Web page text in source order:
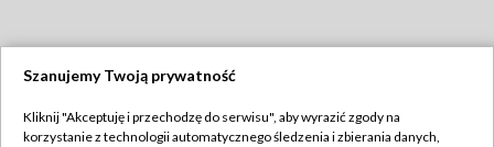
TVP
Szanujemy Twoją prywatność
Kliknij "Akceptuję i przechodzę do serwisu", aby wyrazić zgody na
korzystanie z technologii automatycznego śledzenia i zbierania danych,